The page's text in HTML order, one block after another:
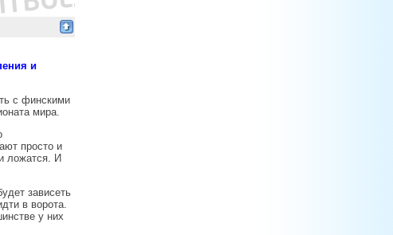
и
с финскими
мира.
просто и
ложатся. И
зависеть
в ворота.
у них